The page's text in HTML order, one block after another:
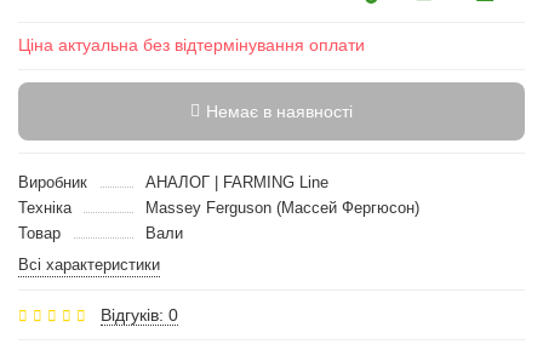
Ціна актуальна без відтермінування оплати
Немає в наявності
Виробник
АНАЛОГ | FARMING Line
Техніка
Massey Ferguson (Массей Фергюсон)
Товар
Вали
Всі характеристики
Відгуків: 0